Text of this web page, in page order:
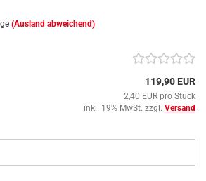
(Ausland abweichend)
119,90 EUR
2,40 EUR pro Stück
inkl. 19% MwSt. zzgl. Versand